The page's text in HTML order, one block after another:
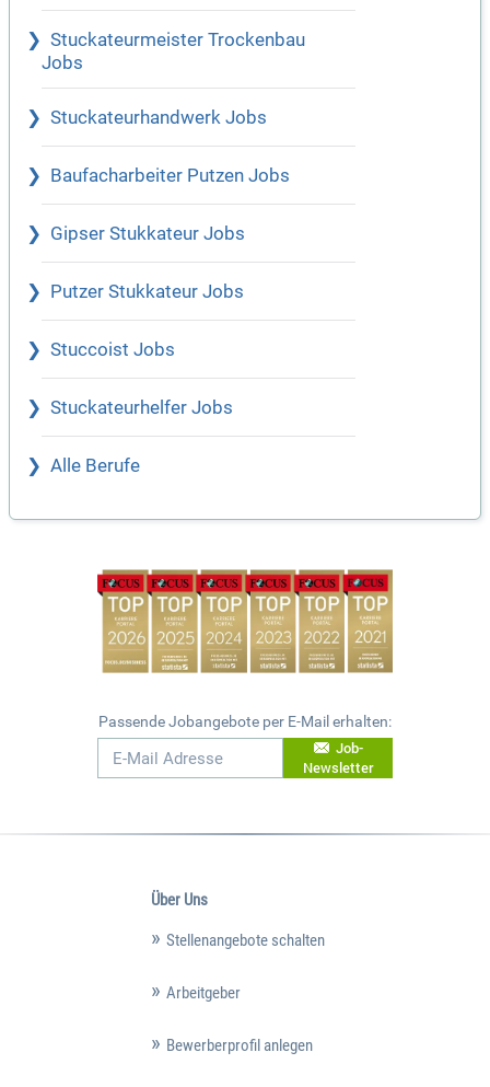
Stuckateurmeister Trockenbau
Jobs
Stuckateurhandwerk Jobs
Baufacharbeiter Putzen Jobs
Gipser Stukkateur Jobs
Putzer Stukkateur Jobs
Stuccoist Jobs
Stuckateurhelfer Jobs
Alle Berufe
Passende Jobangebote per E-Mail erhalten:
Job-
Newsletter
Über Uns
Stellenangebote schalten
Arbeitgeber
Bewerberprofil anlegen